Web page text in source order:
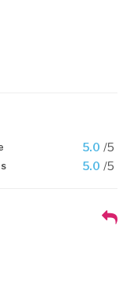
5.0 /5
5.0 /5